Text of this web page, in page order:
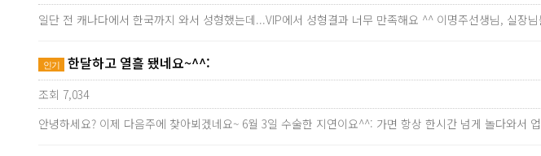
일단 전 캐나다에서 한국까지 와서 성형했는데...VIP에서 성형결과 너무 만족해요 ^^ 이명주선생님, 실
인기 한달하고 열흘 됐네요~^^:
조회 7,034
안녕하세요? 이제 다음주에 찾아뵈겠네요~ 6월 3일 수술한 지연이요^^: 가면 항상 한시간 넘게 놀다와